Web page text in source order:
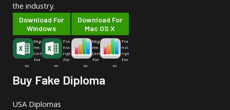
the industry.
Download For
Windows
Deg
ree-
Cert
For
m
Tra
nsc
ript
For
m
Download For
Mac OS X
Deg
ree-
Cert
For
m
Tra
nsc
ript
For
m
Buy Fake Diploma
USA Diplomas